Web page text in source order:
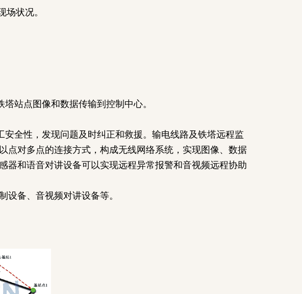
状况。
站点图像和数据传输到控制中心。
全性，发现问题及时纠正和救援。输电线路及铁塔远程监
点对多点的连接方式，构成无线网络系统，实现图像、数据
和语音对讲设备可以实现远程异常报警和音视频远程协助
备、音视频对讲设备等。